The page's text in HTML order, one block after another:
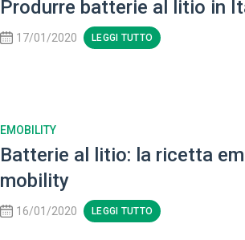
Produrre batterie al litio in
17/01/2020 LEGGI TUTTO
EMOBILITY
Batterie al litio: la ricetta
mobility
16/01/2020 LEGGI TUTTO